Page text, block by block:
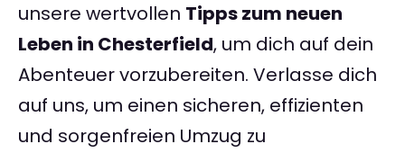
unsere wertvollen Tipps zum neuen
Leben in Chesterfield, um dich auf dein
Abenteuer vorzubereiten. Verlasse dich
auf uns, um einen sicheren, effizienten
und sorgenfreien Umzug zu